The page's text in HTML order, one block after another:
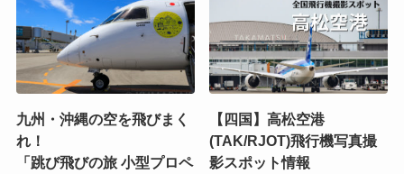
九州・沖縄の空を飛びまく
れ！
「跳び飛びの旅 小型プロペ
【四国】高松空港
(TAK/RJOT)飛行機写真撮
影スポット情報